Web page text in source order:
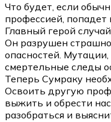
Что будет, если
профессией, попадет
Главный герой
Он разрушен
опасностей.
смертельные следы
Теперь Сумраку
Освоить другую
выжить и обрести
разобраться и